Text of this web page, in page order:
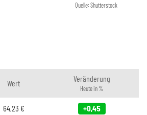
Quelle: Shutterstock
Wert Veränderung
Heute in %
64,23 € +0,45